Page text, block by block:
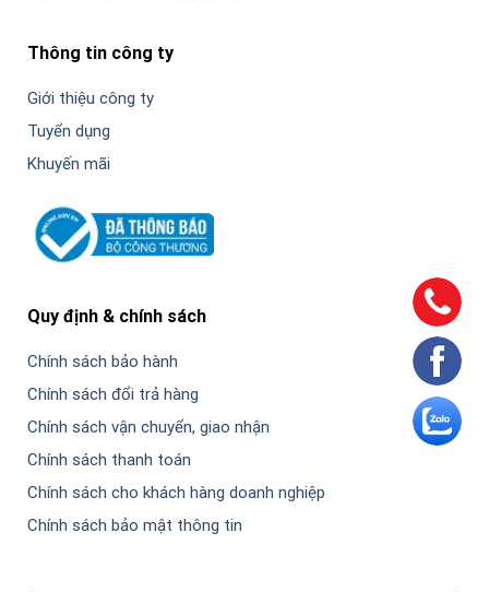
Thông tin công ty
Giới thiệu công ty
Tuyển dụng
Khuyến mãi
Quy định & chính sách
Chính sách bảo hành
Chính sách đổi trả hàng
Chính sách vận chuyển, giao nhận
Chính sách thanh toán
Chính sách cho khách hàng doanh nghiệp
Chính sách bảo mật thông tin